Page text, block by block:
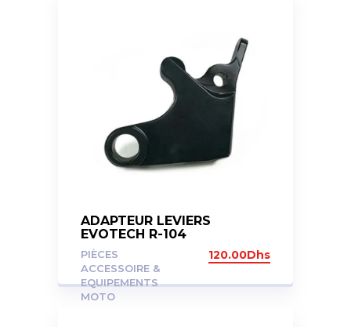
ADAPTEUR LEVIERS
EVOTECH R-104
PIÈCES
ACCESSOIRE &
EQUIPEMENTS
MOTO
120.00Dhs